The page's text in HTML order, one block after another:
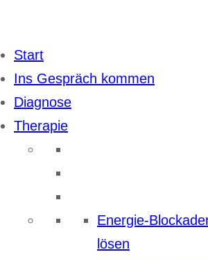
Start
Ins Gespräch kommen
Diagnose
Therapie
Energie-
lösen